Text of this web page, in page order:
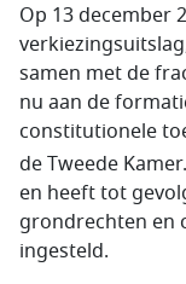
Op 13 december
samen met de
nu aan de
constitutionele
de Tweede Kamer.
en heeft tot
grondrechten en
ingesteld.